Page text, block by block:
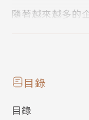
隨著越來越多的
端原生應用保
otection
方案，涵蓋雲端
M）等功能項目
目錄
目錄